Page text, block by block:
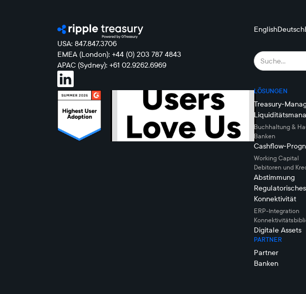
USA: 847.847.3706
EMEA (London): +44 (0) 203 787 4843
APAC (Sydney): +61 02.9262.6969
EnglishDeutsch
LÖSUNGEN
Treasury-
Buchhaltung &
Banken
Cashflow-
Working Capital
Debitoren und
Abstimmung
Konnektivität
ERP-Integration
Digitale Assets
PARTNER
Partner
Banken